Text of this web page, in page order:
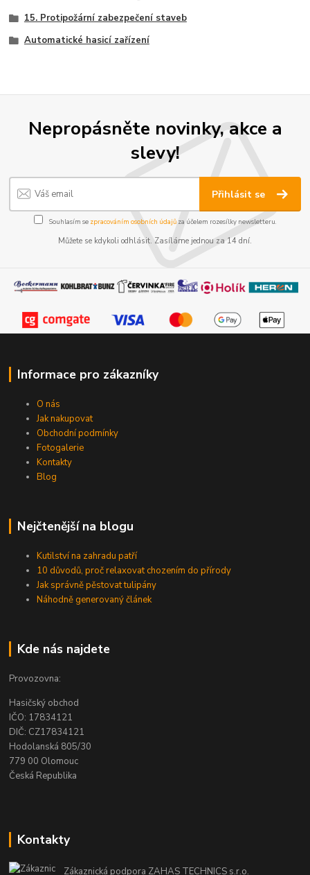
15. Protipožární zabezpečení staveb
Automatické hasicí zařízení
Nepropásněte novinky, akce a
slevy!
Přihlásit se
Souhlasím se zpracováním osobních údajůza účelem rozesílky newsletteru.
Můžete se kdykoli odhlásit. Zasíláme jednou za 14 dní.
Informace pro zákazníky
O nás
Jak nakupovat
Obchodní podmínky
Fotogalerie
Kontakty
Blog
Nejčtenější na blogu
Kutilství na zahradu patří
10 důvodů, proč relaxovat chozením do přírody
Jak správně pěstovat tulipány
Náhodně generovaný článek
Kde nás najdete
Provozovna:
Hasičský obchod
IČO: 17834121
DIČ: CZ17834121
Hodolanská 805/30
779 00 Olomouc
Česká Republika
Kontakty
Zákaznická podpora ZAHAS TECHNICS s.r.o.